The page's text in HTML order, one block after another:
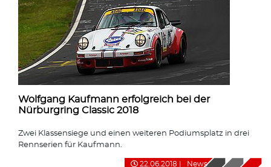
Wolfgang Kaufmann erfolgreich bei der
Nürburgring Classic 2018
Zwei Klassensiege und einen weiteren Podiumsplatz in drei
Rennserien für Kaufmann.
22.06.2018 News